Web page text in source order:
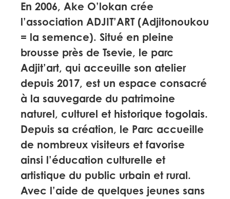
En 2006, Ake O’lokan crée
l’association ADJIT’ART (Adjitonoukou
= la semence). Situé en pleine
brousse près de Tsevie, le parc
Adjit’art, qui acceuille son atelier
depuis 2017, est un espace consacré
à la sauvegarde du patrimoine
naturel, culturel et historique togolais.
Depuis sa création, le Parc accueille
de nombreux visiteurs et favorise
ainsi l’éducation culturelle et
artistique du public urbain et rural.
Avec l’aide de quelques jeunes sans